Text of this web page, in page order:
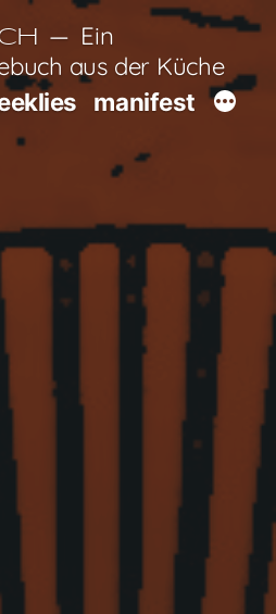
Ein
aus der Küche
manifest